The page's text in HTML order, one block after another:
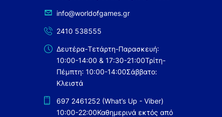
info@worldofgames.gr
2410 538555
Δευτέρα-Τετάρτη-Παρασκευή:
10:00-14:00 & 17:30-21:00Τρίτη-
Πέμπτη: 10:00-14:00Σάββατο:
Κλειστά
697 2461252 (What’s Up - Viber)
10:00-22:00Καθημερινά εκτός από